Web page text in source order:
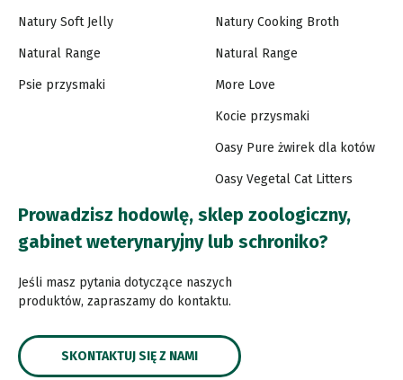
Natury Soft Jelly
Natural Range
Psie przysmaki
Natury Cooking Broth
Natural Range
More Love
Kocie przysmaki
Oasy Pure żwirek dla kotów
Oasy Vegetal Cat Litters
Prowadzisz hodowlę, sklep zoologiczny,
gabinet weterynaryjny lub schroniko?
Jeśli masz pytania dotyczące naszych
produktów, zapraszamy do kontaktu.
SKONTAKTUJ SIĘ Z NAMI